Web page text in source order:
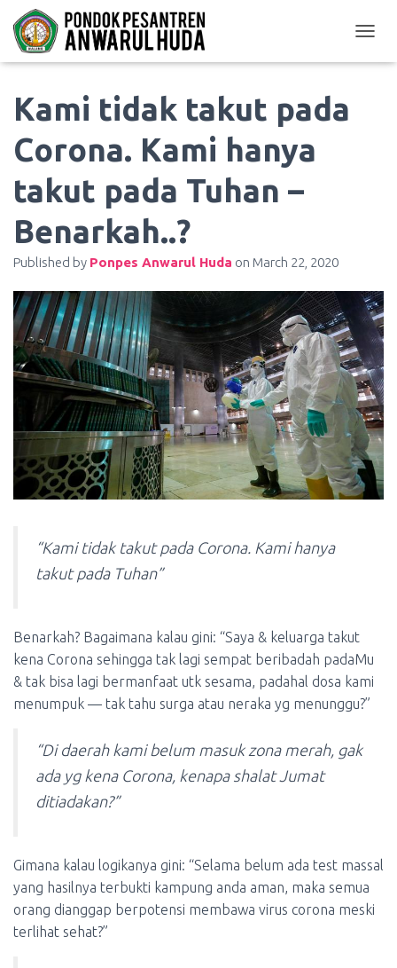
Kami tidak takut pada
Corona. Kami hanya
takut pada Tuhan –
Benarkah..?
Published by Ponpes Anwarul Huda on March 22, 2020
“Kami tidak takut pada Corona. Kami hanya
takut pada Tuhan”
Benarkah? Bagaimana kalau gini: “Saya & keluarga takut
kena Corona sehingga tak lagi sempat beribadah padaMu
& tak bisa lagi bermanfaat utk sesama, padahal dosa kami
menumpuk — tak tahu surga atau neraka yg menunggu?”
“Di daerah kami belum masuk zona merah, gak
ada yg kena Corona, kenapa shalat Jumat
ditiadakan?”
Gimana kalau logikanya gini: “Selama belum ada test massal
yang hasilnya terbukti kampung anda aman, maka semua
orang dianggap berpotensi membawa virus corona meski
terlihat sehat?”